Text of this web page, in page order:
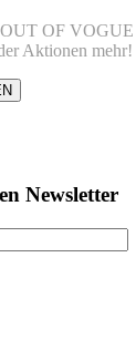
OF
Aktionen mehr!
Newsletter